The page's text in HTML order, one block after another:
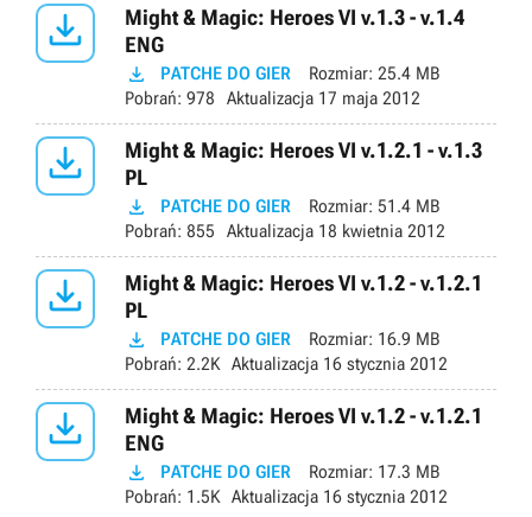

Might & Magic: Heroes VI v.1.3 - v.1.4
ENG
 PATCHE DO GIER Rozmiar: 25.4 MB
Pobrań: 978 Aktualizacja 17 maja 2012

Might & Magic: Heroes VI v.1.2.1 - v.1.3
PL
 PATCHE DO GIER Rozmiar: 51.4 MB
Pobrań: 855 Aktualizacja 18 kwietnia 2012

Might & Magic: Heroes VI v.1.2 - v.1.2.1
PL
 PATCHE DO GIER Rozmiar: 16.9 MB
Pobrań: 2.2K Aktualizacja 16 stycznia 2012

Might & Magic: Heroes VI v.1.2 - v.1.2.1
ENG
 PATCHE DO GIER Rozmiar: 17.3 MB
Pobrań: 1.5K Aktualizacja 16 stycznia 2012